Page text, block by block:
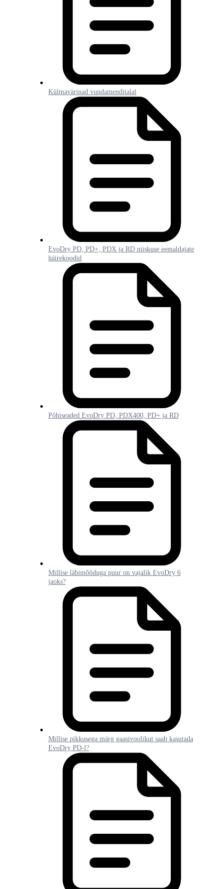
Külmavärinad vundamenditalal
EvoDry PD, PD+, PDX ja RD niiskuse eemaldajate
häirekoodid
Põhiseaded EvoDry PD, PDX400, PD+ ja RD
Millise läbimõõduga puur on vajalik EvoDry 6
jaoks?
Millise pikkusega märg gaasivoolikut saab kasutada
EvoDry PD-l?